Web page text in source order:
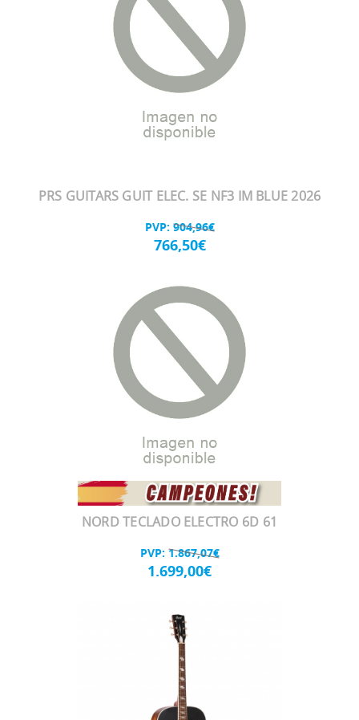
PRS GUITARS GUIT ELEC. SE NF3 IM BLUE 2026
PVP: 904,96€
766,50€
NORD TECLADO ELECTRO 6D 61
PVP: 1.867,07€
1.699,00€